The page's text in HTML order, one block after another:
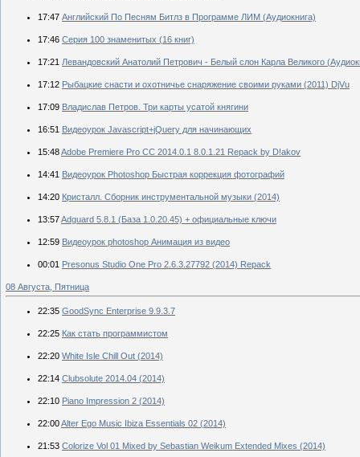
17:47 Английский По Песням Битлз в Программе ЛИМ (Аудиокнига)
17:46 Серия 100 знаменитых (16 книг)
17:21 Левандовский Анатолий Петрович - Белый слон Карла Великого
17:12 Рыбацкие снасти и охотничье снаряжение своими руками (2011) DjVu
17:09 Владислав Петров. Три карты усатой княгини
16:51 Видеоурок Javascript+jQuery для начинающих
15:48Adobe Premiere Pro CC 2014.0.1 8.0.1.21 Repack by D!akov
14:41 Видеоурок Photoshop Быстрая коррекция фотографий
14:20 Кристалл. Сборник инструментальной музыки (2014)
13:57Adguard 5.8.1 (База 1.0.20.45) + официальные ключи
12:59 Видеоурок photoshop Анимация из видео
00:01 Presonus Studio One Pro 2.6.3.27792 (2014) Repack
08 Августа, Пятница
22:35 GoodSync Enterprise 9.9.3.7
22:25 Как стать программистом
22:20 White Isle Chill Out (2014)
22:14 Clubsolute 2014.04 (2014)
22:10 Piano Impression 2 (2014)
22:00Alter Ego Music Ibiza Essentials 02 (2014)
21:53 Colorize Vol 01 Mixed by Sebastian Weikum Extended Mixes (2014)